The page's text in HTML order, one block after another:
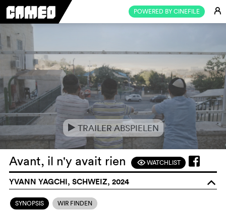
POWERED BY CINEFILE E
e TRAILER ABSPIELEN
Avant, il n'y avait rien FWATCHLIST
YVANN YAGCHI, SCHWEIZ, 2024 o
SYNOPSIS WIR FINDEN